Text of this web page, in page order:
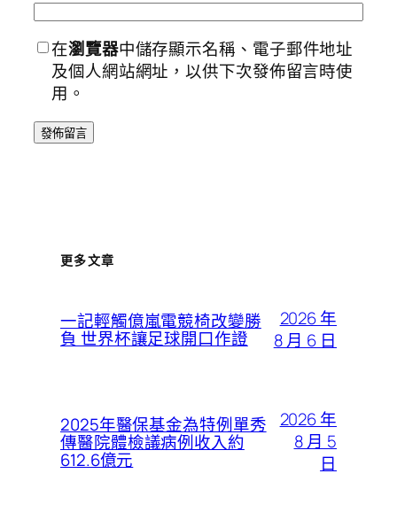
在瀏覽器中儲存顯示名稱、電子郵件地址
及個人網站網址，以供下次發佈留言時使
用。
更多文章
一記輕觸億嵐電競椅改變勝
負 世界杯讓足球開口作證
2026 年
8 月 6 日
2025年醫保基金為特例單秀
傳醫院體檢議病例收入約
612.6億元
2026 年
8 月 5
日